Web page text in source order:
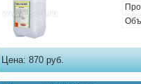
Цена:870 руб.